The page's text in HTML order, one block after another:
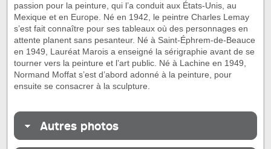
passion pour la peinture, qui l’a conduit aux États-Unis, au
Mexique et en Europe. Né en 1942, le peintre Charles Lemay
s’est fait connaître pour ses tableaux où des personnages en
attente planent sans pesanteur. Né à Saint-Éphrem-de-Beauce
en 1949, Lauréat Marois a enseigné la sérigraphie avant de se
tourner vers la peinture et l’art public. Né à Lachine en 1949,
Normand Moffat s’est d’abord adonné à la peinture, pour
ensuite se consacrer à la sculpture.
Autres photos